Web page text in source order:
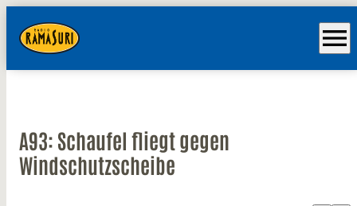
menu
A93: Schaufel fliegt gegen
Windschutzscheibe